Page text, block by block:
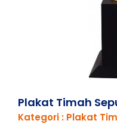
Plakat Timah
Kategori : Plakat